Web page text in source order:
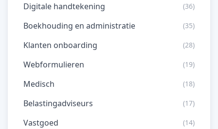
Digitale handtekening (36)
Boekhouding en administratie (35)
Klanten onboarding (28)
Webformulieren (19)
Medisch (18)
Belastingadviseurs (17)
Vastgoed (14)